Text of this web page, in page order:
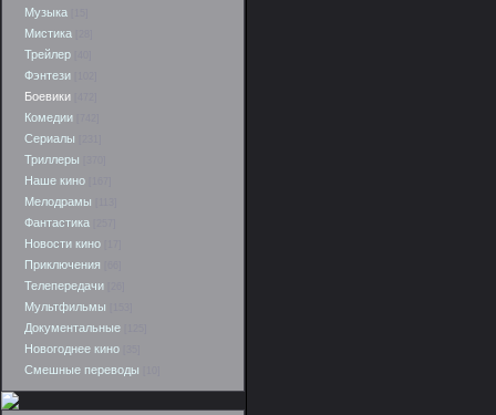
Музыка
Мистика
Трейлер
Фэнтези
Боевики
Комедии
Сериалы
Триллеры
Наше кино
Мелодрамы
Фантастика
Новости кино
Приключения
Телепередачи
Мультфильмы
Документальные
Новогоднее кино
Смешные переводы